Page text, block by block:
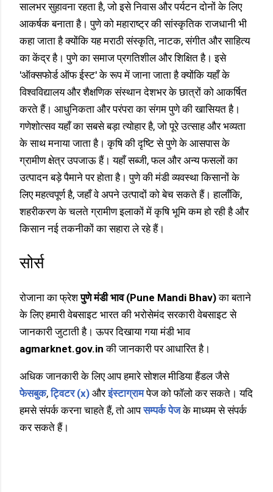
सालभर सुहावना रहता है, जो इसे निवास और पर्यटन दोनों के लिए
आकर्षक बनाता है। पुणे को महाराष्ट्र की सांस्कृतिक राजधानी भी
कहा जाता है क्योंकि यह मराठी संस्कृति, नाटक, संगीत और साहित्य
का केंद्र है। पुणे का समाज प्रगतिशील और शिक्षित है। इसे
'ऑक्सफोर्ड ऑफ ईस्ट' के रूप में जाना जाता है क्योंकि यहाँ के
विश्वविद्यालय और शैक्षणिक संस्थान देशभर के छात्रों को आकर्षित
करते हैं। आधुनिकता और परंपरा का संगम पुणे की खासियत है।
गणेशोत्सव यहाँ का सबसे बड़ा त्योहार है, जो पूरे उत्साह और भव्यता
के साथ मनाया जाता है। कृषि की दृष्टि से पुणे के आसपास के
ग्रामीण क्षेत्र उपजाऊ हैं। यहाँ सब्जी, फल और अन्य फसलों का
उत्पादन बड़े पैमाने पर होता है। पुणे की मंडी व्यवस्था किसानों के
लिए महत्वपूर्ण है, जहाँ वे अपने उत्पादों को बेच सकते हैं। हालाँकि,
शहरीकरण के चलते ग्रामीण इलाकों में कृषि भूमि कम हो रही है और
किसान नई तकनीकों का सहारा ले रहे हैं।
सोर्स
रोजाना का फ्रेशपुणे मंडी भाव (Pune Mandi Bhav)का बताने
के लिए हमारी वेबसाइट भारत की भरोसेमंद सरकारी वेबसाइट से
जानकारी जुटाती है। ऊपर दिखाया गया मंडी भाव
agmarknet.gov.in की जानकारी पर आधारित है।
अधिक जानकारी के लिए आप हमारे सोशल मीडिया हैंडल जैसे
फेसबुक,ट्विटर (x) औरइंस्टाग्रामपेज को फॉलो कर सकते। यदि
हमसे संपर्क करना चाहते हैं, तो आपसम्पर्क पेजके माध्यम से संपर्क
कर सकते हैं।